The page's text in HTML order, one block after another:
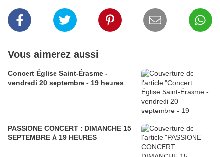
Vous aimerez aussi
Concert Église Saint-Érasme -
vendredi 20 septembre - 19 heures
PASSIONE CONCERT : DIMANCHE 15
SEPTEMBRE À 19 HEURES